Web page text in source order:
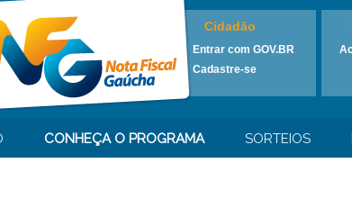
Cidadão
Entrar com GOV.BR
Cadastre-se
CONHEÇA O PROGRAMA SORTEIOS